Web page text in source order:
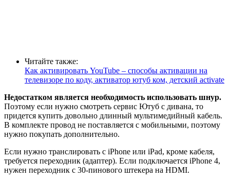
Читайте также:
Как активировать YouTube – способы активации на
телевизоре по коду, активатор ютуб ком, детский activate
Недостатком является необходимость использовать шнур.
Поэтому если нужно смотреть сервис Ютуб с дивана, то
придется купить довольно длинный мультимедийный кабель.
В комплекте провод не поставляется с мобильными, поэтому
нужно покупать дополнительно.
Если нужно транслировать с iPhone или iPad, кроме кабеля,
требуется переходник (адаптер). Если подключается iPhone 4,
нужен переходник с 30-пинового штекера на HDMI.